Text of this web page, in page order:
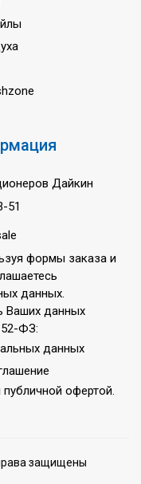
Дайкин
51
формы заказа и
данных.
Ваших данных
ФЗ:
данных
офертой.
защищены